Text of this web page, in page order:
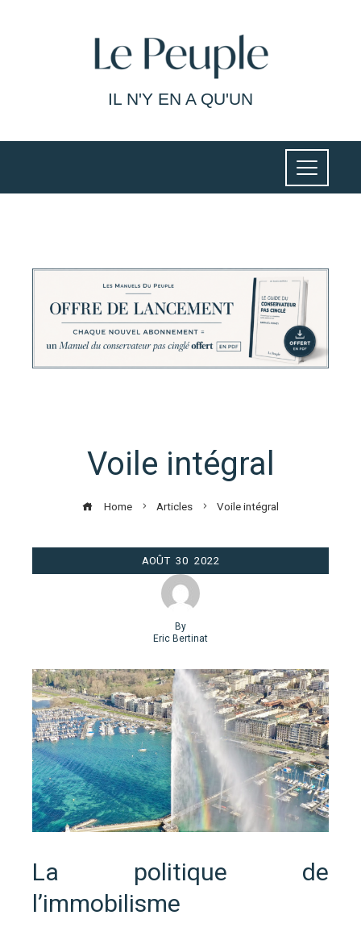
IL N'Y EN A QU'UN
Voile intégral
Home Articles Voile intégral
AOÛT 30 2022
By
Eric Bertinat
La politique de
l’immobilisme